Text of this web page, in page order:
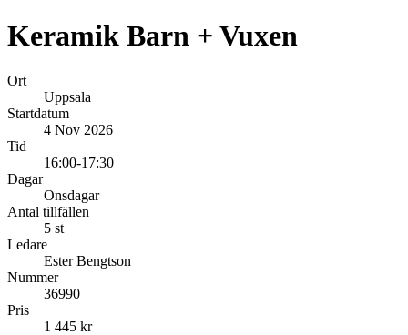
Keramik Barn + Vuxen
Ort
Uppsala
Startdatum
4 Nov 2026
Tid
16:00-17:30
Dagar
Onsdagar
Antal tillfällen
5 st
Ledare
Ester Bengtson
Nummer
36990
Pris
1 445 kr